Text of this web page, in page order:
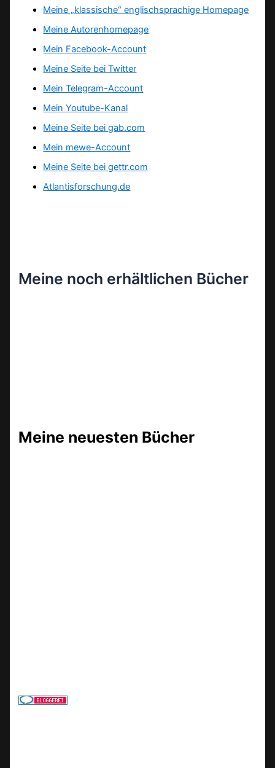
Meine „klassische“ englischsprachige Homepage
Meine Autorenhomepage
Mein Facebook-Account
Meine Seite bei Twitter
Mein Telegram-Account
Mein Youtube-Kanal
Meine Seite bei gab.com
Mein mewe-Account
Meine Seite bei gettr.com
Atlantisforschung.de
Meine noch erhältlichen Bücher
Meine neuesten Bücher